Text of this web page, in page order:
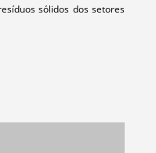
sólidos dos setores